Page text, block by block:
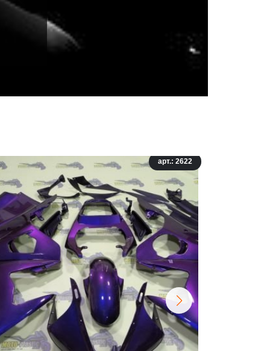
арт.: 2622